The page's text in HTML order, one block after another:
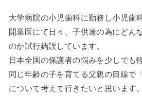
大学病院の小児歯科に勤務し小児歯
開業医にて日々、子供達の為にどん
のか試行錯誤しています。
日本全国の保護者の悩みを少しでも
同じ年齢の子を育てる父親の目線で
について考えて行きたいと思います。